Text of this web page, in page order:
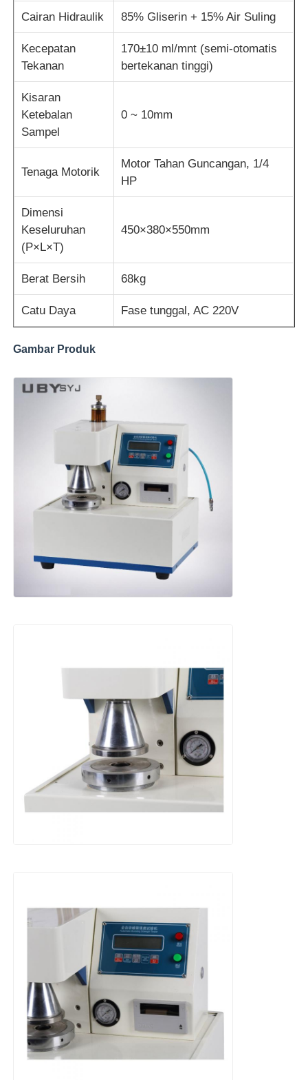
Cairan Hidraulik 85% Gliserin + 15% Air Suling
Kecepatan
Tekanan
170±10 ml/mnt (semi-otomatis
bertekanan tinggi)
Kisaran
Ketebalan
Sampel
0 ~ 10mm
Tenaga Motorik
Motor Tahan Guncangan, 1/4
HP
Dimensi
Keseluruhan
(P×L×T)
450×380×550mm
Berat Bersih 68kg
Catu Daya Fase tunggal, AC 220V
Gambar Produk